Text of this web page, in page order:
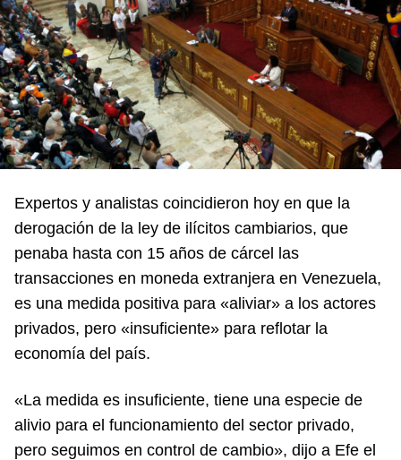
Expertos y analistas coincidieron hoy en que la
derogación de la ley de ilícitos cambiarios, que
penaba hasta con 15 años de cárcel las
transacciones en moneda extranjera en Venezuela,
es una medida positiva para «aliviar» a los actores
privados, pero «insuficiente» para reflotar la
economía del país.
«La medida es insuficiente, tiene una especie de
alivio para el funcionamiento del sector privado,
pero seguimos en control de cambio», dijo a Efe el